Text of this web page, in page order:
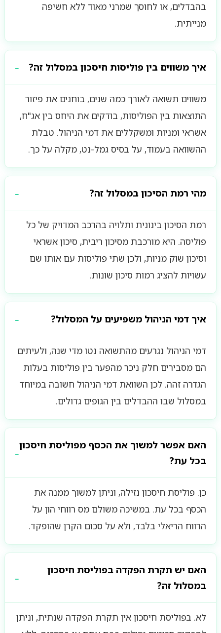
בהבדלים, או לחוסך שמרני מאוד ללא חשיפה
מנייתית.
איך משווים בין פוליסות חיסכון במסלול זה?
משווים תשואה לאורך כמה שנים, בוחנים את פיזור
התוצאות בין הפוליסות, בודקים את היחס בין אג"ח,
אשראי ומניות ומשקללים את דמי הניהול. טבלת
ההשוואה בעמוד, על בסיס גמל-נט, מקלה על כך.
מהי רמת הסיכון במסלול זה?
רמת הסיכון בינונית ותלויה בהרכב המדויק של כל
פוליסה. היא מורכבת מסיכון ריבית, סיכון אשראי
וסיכון שוק מניות, ולכן שתי פוליסות עם אותו שם
עשויות להציג רמות סיכון שונות.
איך דמי הניהול משפיעים על המסלול?
דמי הניהול נגרעים מהתשואה נטו מדי שנה, ולעיתים
הם מסבירים חלק ניכר מהפער בין פוליסות בעלות
הגדרה זהה. לכן השוואת דמי הניהול חשובה במיוחד
במסלול שבו ההבדלים בין הגופים גדולים.
האם אפשר למשוך את הכסף מפוליסת חיסכון
בכל עת?
כן. פוליסת חיסכון נזילה, וניתן למשוך ממנה את
הכסף בכל עת. במשיכה משולם מס רווחי הון על
הרווח הריאלי בלבד, ולא על סכום הקרן שהופקד.
האם יש תקרת הפקדה בפוליסת חיסכון
במסלול זה?
לא. בפוליסת חיסכון אין תקרת הפקדה שנתית, וניתן